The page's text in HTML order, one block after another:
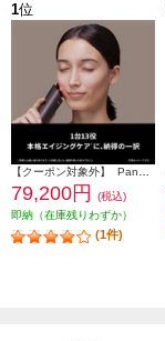
1位
79,200円
(税込)
即納（在庫残りわずか）
(1件)